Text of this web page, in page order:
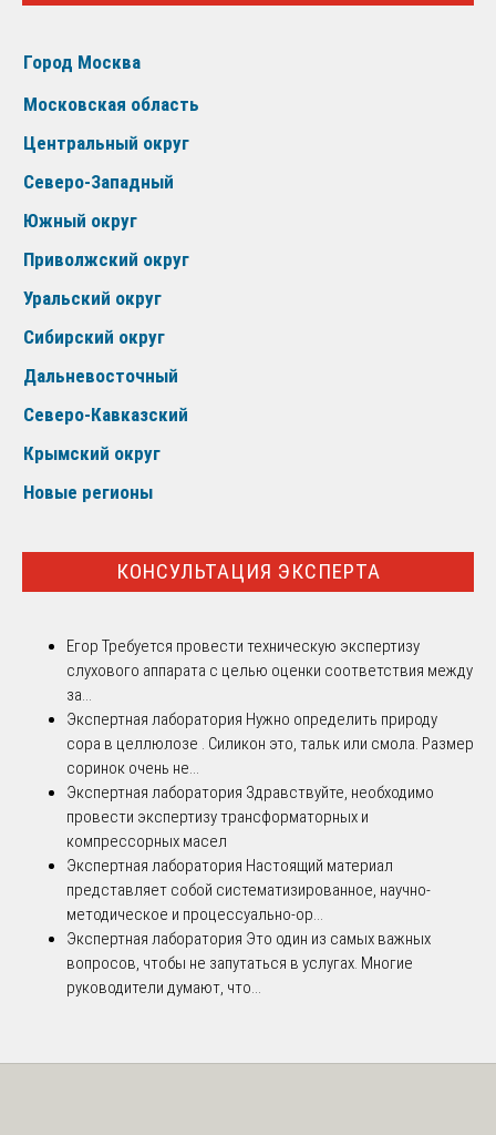
Город Москва
Московская область
Центральный округ
Северо-Западный
Южный округ
Приволжский округ
Уральский округ
Сибирский округ
Дальневосточный
Северо-Кавказский
Крымский округ
Новые регионы
КОНСУЛЬТАЦИЯ ЭКСПЕРТА
Егор Требуется провести техническую экспертизу
слухового аппарата с целью оценки соответствия между
за...
Экспертная лаборатория Нужно определить природу
сора в целлюлозе . Силикон это, тальк или смола. Размер
соринок очень не...
Экспертная лаборатория Здравствуйте, необходимо
провести экспертизу трансформаторных и
компрессорных масел
Экспертная лаборатория Настоящий материал
представляет собой систематизированное, научно-
методическое и процессуально-ор...
Экспертная лаборатория Это один из самых важных
вопросов, чтобы не запутаться в услугах. Многие
руководители думают, что...